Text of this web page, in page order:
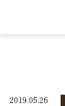
2019.05.26